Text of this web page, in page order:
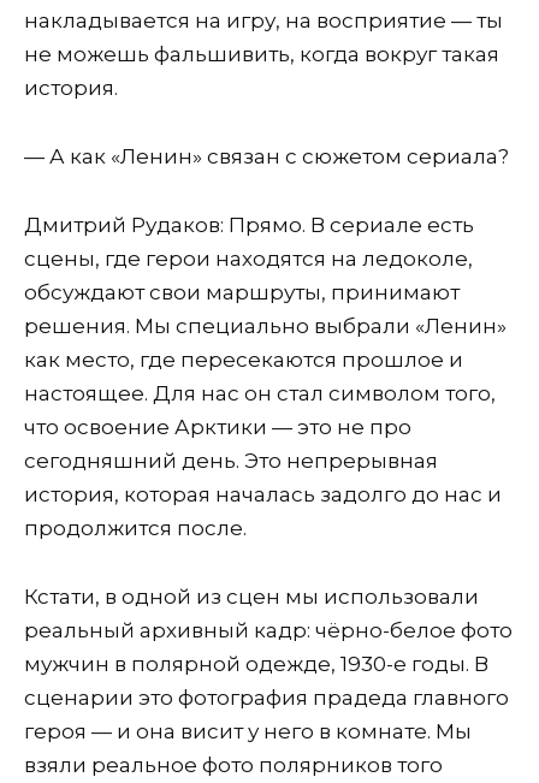
накладывается на игру, на восприятие — ты
не можешь фальшивить, когда вокруг такая
история.
— А как «Ленин» связан с сюжетом сериала?
Дмитрий Рудаков: Прямо. В сериале есть
сцены, где герои находятся на ледоколе,
обсуждают свои маршруты, принимают
решения. Мы специально выбрали «Ленин»
как место, где пересекаются прошлое и
настоящее. Для нас он стал символом того,
что освоение Арктики — это не про
сегодняшний день. Это непрерывная
история, которая началась задолго до нас и
продолжится после.
Кстати, в одной из сцен мы использовали
реальный архивный кадр: чёрно-белое фото
мужчин в полярной одежде, 1930-е годы. В
сценарии это фотография прадеда главного
героя — и она висит у него в комнате. Мы
взяли реальное фото полярников того